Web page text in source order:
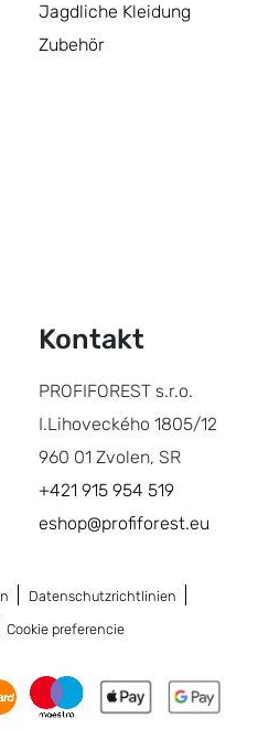
Jagdliche Kleidung
Zubehör
Kontakt
PROFIFOREST s.r.o.
I.Lihoveckého 1805/12
960 01 Zvolen, SR
+421 915 954 519
eshop@profiforest.eu
Datenschutzrichtlinien
Cookie preferencie